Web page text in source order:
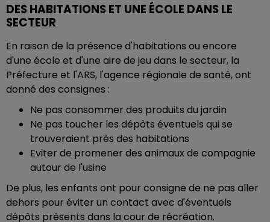
DES HABITATIONS ET UNE ÉCOLE DANS LE
SECTEUR
En raison de la présence d'habitations ou encore
d'une école et d'une aire de jeu dans le secteur, la
Préfecture et l'ARS, l'agence régionale de santé, ont
donné des consignes :
Ne pas consommer des produits du jardin
Ne pas toucher les dépôts éventuels qui se
trouveraient près des habitations
Eviter de promener des animaux de compagnie
autour de l'usine
De plus, les enfants ont pour consigne de ne pas aller
dehors pour éviter un contact avec d'éventuels
dépôts présents dans la cour de récréation.